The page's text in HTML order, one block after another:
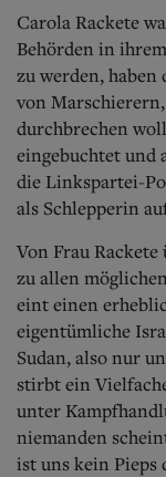
Carola Rackete
Behörden in
zu werden, haben
von
durchbrechen
eingebuchtet und
die Linkspartei-
als Schlepperin
Von Frau
zu allen
eint einen
eigentümliche
Sudan, also nur
stirbt ein
unter
niemanden
ist uns kein Pieps